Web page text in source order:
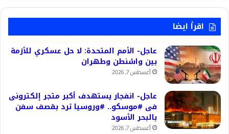
اقرأ ايضا
عاجل- الأمم المتحدة: لا حل عسكري للأزمة
بين واشنطن وطهران
أغسطس 7, 2026
عاجل- انفجار يستهدف أكبر متجر إلكترونى
فى #موسكو.. #وروسيا ترد بقصف سفن
بالبحر الأسود
أغسطس 7, 2026